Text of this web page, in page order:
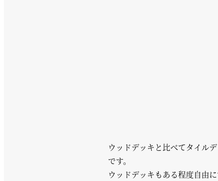
ウッドデッキと比べてタイル
です。
ウッドデッキもある程度自由